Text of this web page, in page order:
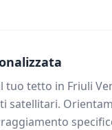
tuo tetto in Friuli
satellitari.